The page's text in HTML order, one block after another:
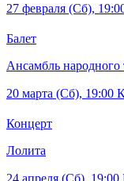
27 февраля (Сб),
Балет
Ансамбль
20 марта (Сб), 19:00
Концерт
Лолита
24 апреля (Сб), 19:00